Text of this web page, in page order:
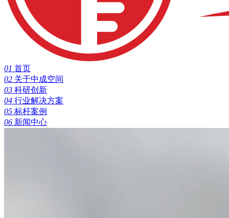
01 首页
02 关于中成空间
03 科研创新
04 行业解决方案
05 标杆案例
06 新闻中心